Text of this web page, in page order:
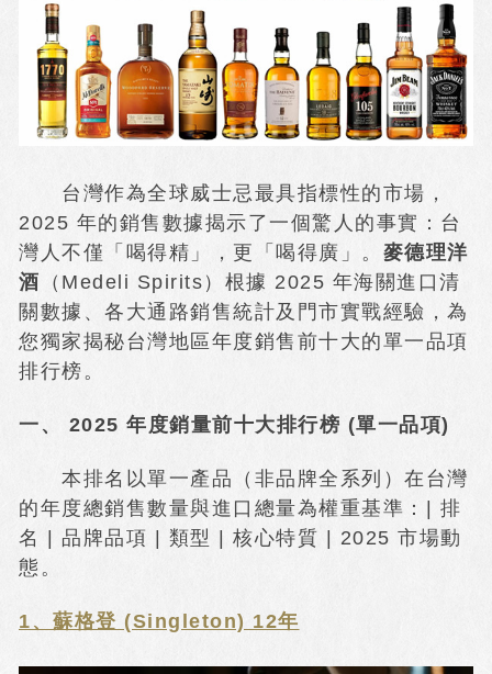
台灣作為全球威士忌最具指標性的市場，
2025 年的銷售數據揭示了一個驚人的事實：台
灣人不僅「喝得精」，更「喝得廣」。 麥德理洋
酒 （Medeli Spirits）根據 2025 年海關進口清
關數據、各大通路銷售統計及門市實戰經驗，為
您獨家揭秘台灣地區年度銷售前十大的單一品項
排行榜。
一、 2025 年度銷量前十大排行榜 (單一品項)
本排名以單一產品（非品牌全系列）在台灣
的年度總銷售數量與進口總量為權重基準：| 排
名 | 品牌品項 | 類型 | 核心特質 | 2025 市場動
態。
1、蘇格登 (Singleton) 12年